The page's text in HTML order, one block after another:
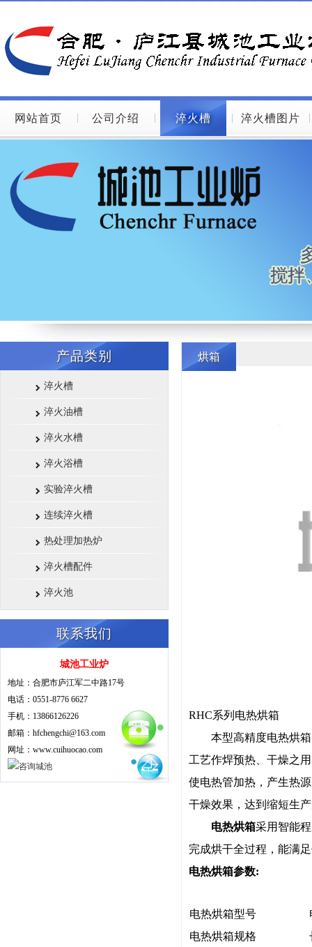
网站首页 公司介绍 淬火槽 淬火槽图片
产品类别
淬火槽
淬火油槽
淬火水槽
淬火浴槽
实验淬火槽
连续淬火槽
热处理加热炉
淬火槽配件
淬火池
联系我们
城池工业炉
地址：合肥市庐江军二中路17号
电话：0551-8776 6627
手机：13866126226
邮箱：hfchengchi@163.com
网址：www.cuihuocao.com
烘箱
RHC系列电热烘箱
本型高精度电热烘箱
工艺作焊预热、干燥之
使电热管加热，产生热
干燥效果，达到缩短生
电热烘箱采用智能
完成烘干全过程，能满
电热烘箱参数:
电热烘箱型号
电热烘箱规格